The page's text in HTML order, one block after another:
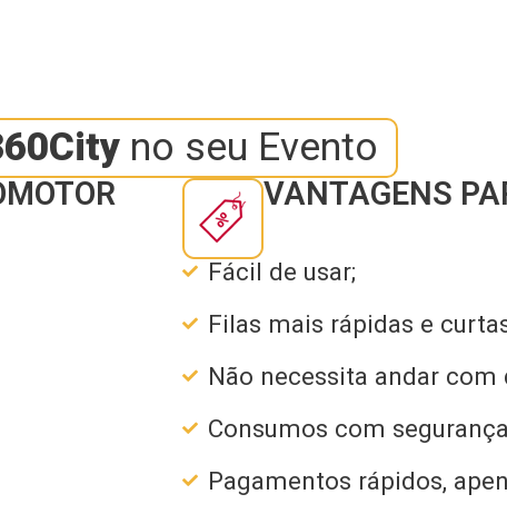
no seu Evento
VANTAGENS
Fácil de usar;
Filas mais rápidas e
Não necessita andar com
Consumos com
Pagamentos rápidos,